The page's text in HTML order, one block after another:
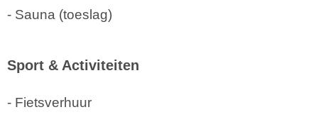
- Sauna (toeslag)
Sport & Activiteiten
- Fietsverhuur